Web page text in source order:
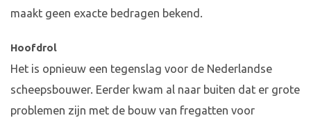
maakt geen exacte bedragen bekend.
Hoofdrol
Het is opnieuw een tegenslag voor de Nederlandse
scheepsbouwer. Eerder kwam al naar buiten dat er grote
problemen zijn met de bouw van fregatten voor